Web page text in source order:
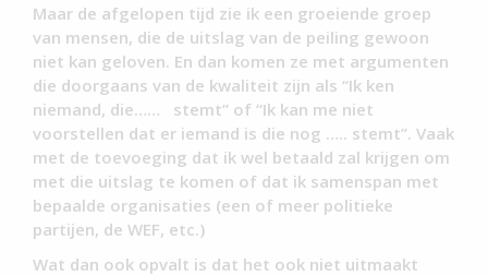
Maar de afgelopen tijd zie ik een groeiende groep
van mensen, die de uitslag van de peiling gewoon
niet kan geloven. En dan komen ze met argumenten
die doorgaans van de kwaliteit zijn als “Ik ken
niemand, die…… stemt” of “Ik kan me niet
voorstellen dat er iemand is die nog ….. stemt”. Vaak
met de toevoeging dat ik wel betaald zal krijgen om
met die uitslag te komen of dat ik samenspan met
bepaalde organisaties (een of meer politieke
partijen, de WEF, etc.)
Wat dan ook opvalt is dat het ook niet uitmaakt